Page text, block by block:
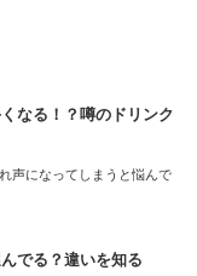
なる！？噂のドリンク
声になってしまうと悩んで
でる？違いを知る